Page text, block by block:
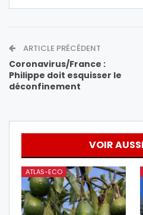
ARTICLE PRÉCÉDENT
Coronavirus/France :
Philippe doit esquisser le
déconfinement
VOIR AUSSI
ATLAS-ECO